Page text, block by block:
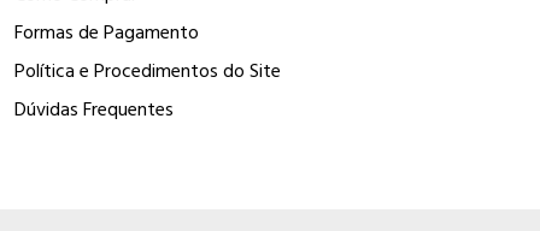
Formas de Pagamento
Política e Procedimentos do Site
Dúvidas Frequentes